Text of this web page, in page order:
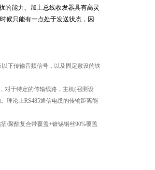
的能力。加上总线收发器具有高灵
候只能有一点处于发送状态，因
以下传输音频信号，以及固定敷设的铁
对于特定的传输线路，主机(召测设
理论上RS485通信电缆的传输距离能
/聚酯复合带覆盖+镀锡铜丝90%覆盖